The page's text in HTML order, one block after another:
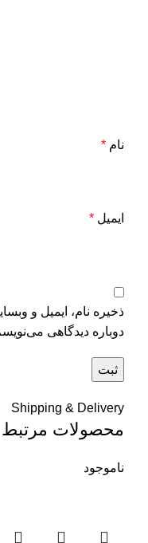
نام *
ایمیل *
ذخیره نام، ایمیل و
دوباره دیدگاهی
Shipping & Delivery
محصولات مرتبط
ناموجود